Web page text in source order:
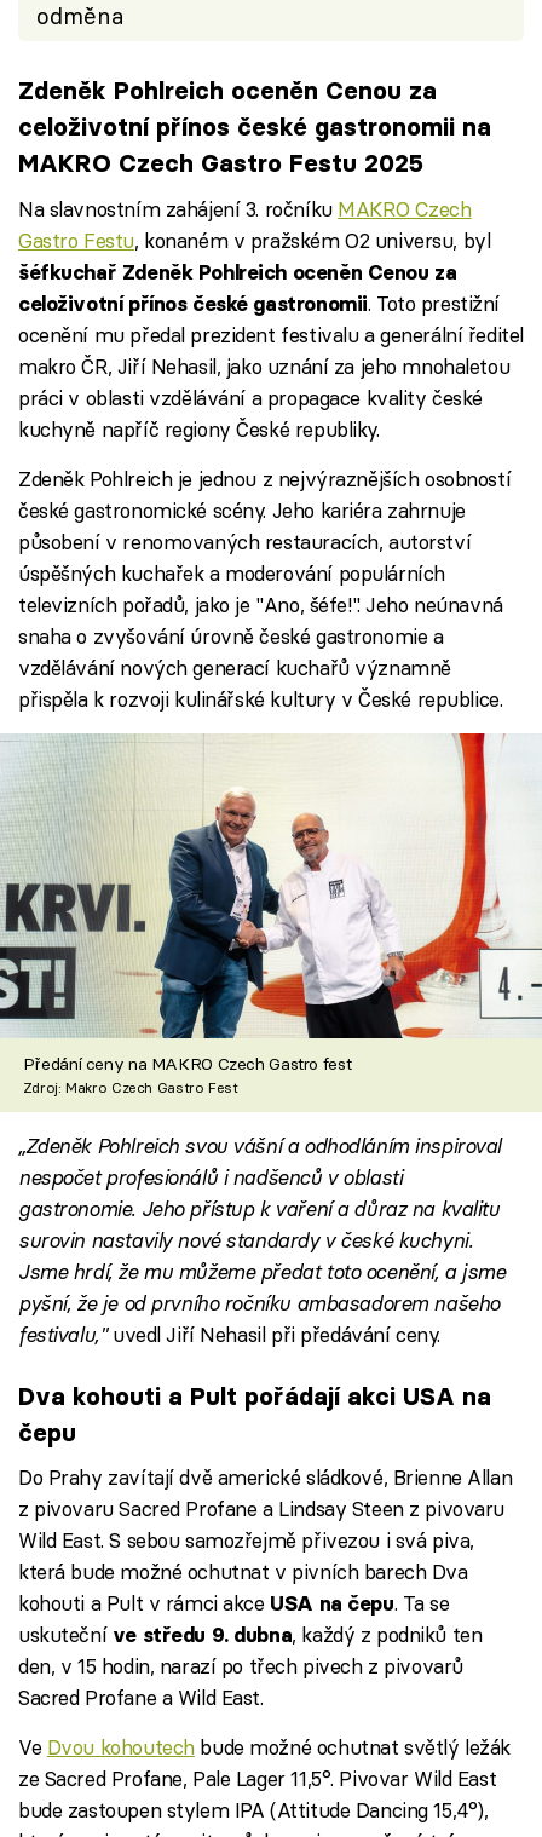
odměna
Zdeněk Pohlreich oceněn Cenou za
celoživotní přínos české gastronomii na
MAKRO Czech Gastro Festu 2025
Na slavnostním zahájení 3. ročníku MAKRO Czech
Gastro Festu, konaném v pražském O2 universu, byl
šéfkuchař Zdeněk Pohlreich oceněn Cenou za
celoživotní přínos české gastronomii. Toto prestižní
ocenění mu předal prezident festivalu a generální ředitel
makro ČR, Jiří Nehasil, jako uznání za jeho mnohaletou
práci v oblasti vzdělávání a propagace kvality české
kuchyně napříč regiony České republiky.​
Zdeněk Pohlreich je jednou z nejvýraznějších osobností
české gastronomické scény. Jeho kariéra zahrnuje
působení v renomovaných restauracích, autorství
úspěšných kuchařek a moderování populárních
televizních pořadů, jako je "Ano, šéfe!". Jeho neúnavná
snaha o zvyšování úrovně české gastronomie a
vzdělávání nových generací kuchařů významně
přispěla k rozvoji kulinářské kultury v České republice.​
Předání ceny na MAKRO Czech Gastro fest
Zdroj: Makro Czech Gastro Fest
„Zdeněk Pohlreich svou vášní a odhodláním inspiroval
nespočet profesionálů i nadšenců v oblasti
gastronomie. Jeho přístup k vaření a důraz na kvalitu
surovin nastavily nové standardy v české kuchyni.
Jsme hrdí, že mu můžeme předat toto ocenění, a jsme
pyšní, že je od prvního ročníku ambasadorem našeho
festivalu,"uvedl Jiří Nehasil při předávání ceny.​
Dva kohouti a Pult pořádají akci USA na
čepu
Do Prahy zavítají dvě americké sládkové, Brienne Allan
z pivovaru Sacred Profane a Lindsay Steen z pivovaru
Wild East. S sebou samozřejmě přivezou i svá piva,
která bude možné ochutnat v pivních barech Dva
kohouti a Pult v rámci akce USA na čepu. Ta se
uskutečníve středu 9. dubna, každý z podniků ten
den, v 15 hodin, narazí po třech pivech z pivovarů
Sacred Profane a Wild East.
Ve Dvou kohoutechbude možné ochutnat světlý ležák
ze Sacred Profane, Pale Lager 11,5°. Pivovar Wild East
bude zastoupen stylem IPA (Attitude Dancing 15,4°),